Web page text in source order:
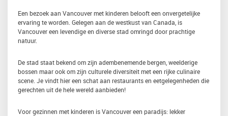
Een bezoek aan Vancouver met kinderen belooft een onvergetelijke
ervaring te worden. Gelegen aan de westkust van Canada, is
Vancouver een levendige en diverse stad omringd door prachtige
natuur.
De stad staat bekend om zijn adembenemende bergen, weelderige
bossen maar ook om zijn culturele diversiteit met een rijke culinaire
scene. Je vindt hier een schat aan restaurants en eetgelegenheden die
gerechten uit de hele wereld aanbieden!
Voor gezinnen met kinderen is Vancouver een paradijs: lekker